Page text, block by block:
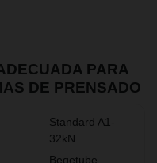
PARA
DE PRENSADO
Standard A1-
32kN
Begetube